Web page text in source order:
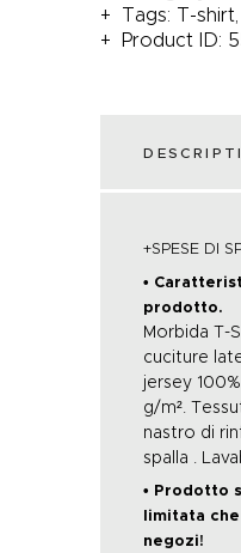
Tags: T-shirt
Product ID:
+SPESE DI
•
prodotto.
Morbida T-
cuciture
jersey
g/m².
nastro di
spalla .
• Prodotto
limitata
negozi!